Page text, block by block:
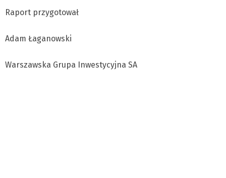
Raport przygotował
Adam Łaganowski
Warszawska Grupa Inwestycyjna SA